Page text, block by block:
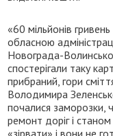
«60 мільйонів
обласною
Новограда-
спостерігали таку
прибраний, гори
Володимира
почалися заморозки,
ремонт доріг і
«зірвати» і вони не